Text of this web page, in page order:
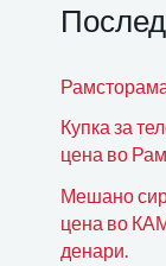
Купка за
цена во
Мешано
цена во
денари.